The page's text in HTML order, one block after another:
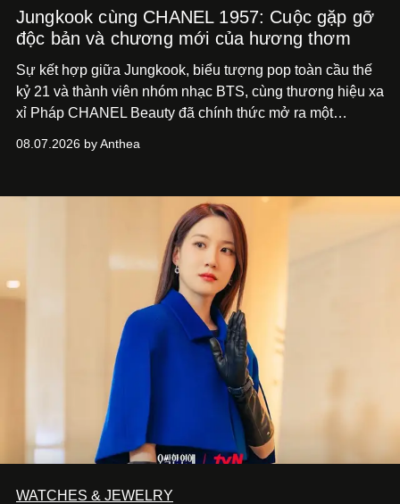
Jungkook cùng CHANEL 1957: Cuộc gặp gỡ
độc bản và chương mới của hương thơm
Sự kết hợp giữa Jungkook, biểu tượng pop toàn cầu thế
kỷ 21 và thành viên nhóm nhạc BTS, cùng thương hiệu xa
xỉ Pháp CHANEL Beauty đã chính thức mở ra một
hoa cao cấp 1957.
08.07.2026 by Anthea
WATCHES & JEWELRY